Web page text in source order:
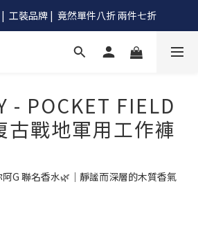
工裝品牌 |  竟然單件八折 兩件七折
工裝品牌 |  竟然單件八折 兩件七折
990阿G幫你免運到超商
- POCKET FIELD
古戰地軍用工作褲
G 聯名香水🌿｜靜謐而深層的木質香氣